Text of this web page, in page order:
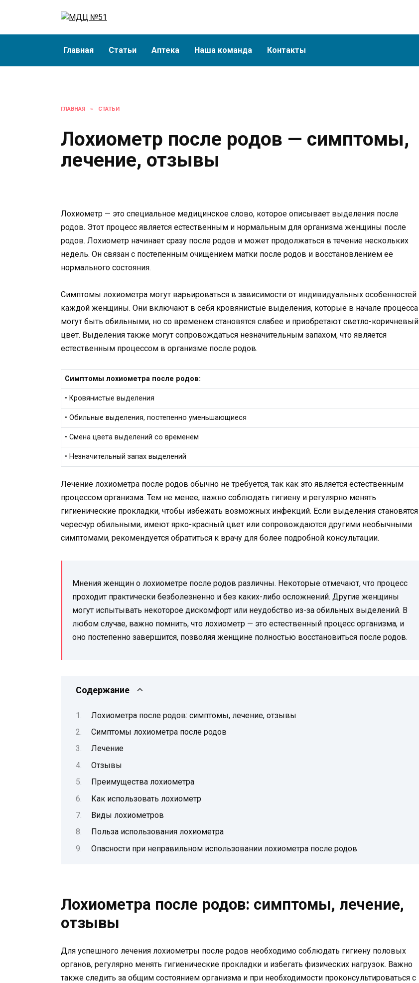
Главная Статьи Аптека Наша команда Контакты
ГЛАВНАЯ » СТАТЬИ
Лохиометр после родов — симптомы,
лечение, отзывы
Лохиометр — это специальное медицинское слово, которое описывает выделения после
родов. Этот процесс является естественным и нормальным для организма женщины после
родов. Лохиометр начинает сразу после родов и может продолжаться в течение нескольких
недель. Он связан с постепенным очищением матки после родов и восстановлением ее
нормального состояния.
Симптомы лохиометра могут варьироваться в зависимости от индивидуальных особенностей
каждой женщины. Они включают в себя кровянистые выделения, которые в начале процесса
могут быть обильными, но со временем становятся слабее и приобретают светло-коричневый
цвет. Выделения также могут сопровождаться незначительным запахом, что является
естественным процессом в организме после родов.
Симптомы лохиометра после родов:
• Кровянистые выделения
• Обильные выделения, постепенно уменьшающиеся
• Смена цвета выделений со временем
• Незначительный запах выделений
Лечение лохиометра после родов обычно не требуется, так как это является естественным
процессом организма. Тем не менее, важно соблюдать гигиену и регулярно менять
гигиенические прокладки, чтобы избежать возможных инфекций. Если выделения становятся
чересчур обильными, имеют ярко-красный цвет или сопровождаются другими необычными
симптомами, рекомендуется обратиться к врачу для более подробной консультации.
Мнения женщин о лохиометре после родов различны. Некоторые отмечают, что процесс
проходит практически безболезненно и без каких-либо осложнений. Другие женщины
могут испытывать некоторое дискомфорт или неудобство из-за обильных выделений. В
любом случае, важно помнить, что лохиометр — это естественный процесс организма, и
оно постепенно завершится, позволяя женщине полностью восстановиться после родов.
Содержание
Лохиометра после родов: симптомы, лечение, отзывы
Симптомы лохиометра после родов
Лечение
Отзывы
Преимущества лохиометра
Как использовать лохиометр
Виды лохиометров
Польза использования лохиометра
Опасности при неправильном использовании лохиометра после родов
Лохиометра после родов: симптомы, лечение,
отзывы
Для успешного лечения лохиометры после родов необходимо соблюдать гигиену половых
органов, регулярно менять гигиенические прокладки и избегать физических нагрузок. Важно
также следить за общим состоянием организма и при необходимости проконсультироваться с